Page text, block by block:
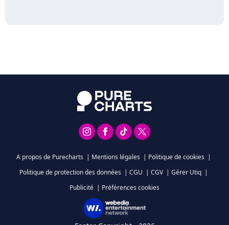
A propos de Purecharts | Mentions légales | Politique de cookies |
Politique de protection des données | CGU | CGV | Gérer Utiq |
Publicité | Préférences cookies